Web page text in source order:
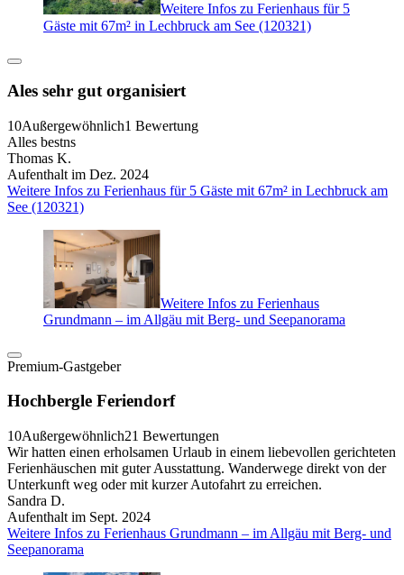
Weitere Infos zu Ferienhaus für 5
Gäste mit 67m² in Lechbruck am See (120321)
Ales sehr gut organisiert
10Außergewöhnlich1 Bewertung
Alles bestns
Thomas K.
Aufenthalt im Dez. 2024
Weitere Infos zu Ferienhaus für 5 Gäste mit 67m² in Lechbruck am
See (120321)
Weitere Infos zu Ferienhaus
Grundmann – im Allgäu mit Berg- und Seepanorama
Premium-Gastgeber
Hochbergle Feriendorf
10Außergewöhnlich21 Bewertungen
Wir hatten einen erholsamen Urlaub in einem liebevollen gerichteten
Ferienhäuschen mit guter Ausstattung. Wanderwege direkt von der
Unterkunft weg oder mit kurzer Autofahrt zu erreichen.
Sandra D.
Aufenthalt im Sept. 2024
Weitere Infos zu Ferienhaus Grundmann – im Allgäu mit Berg- und
Seepanorama